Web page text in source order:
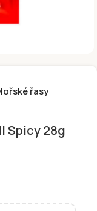
řasy
Spicy 28g